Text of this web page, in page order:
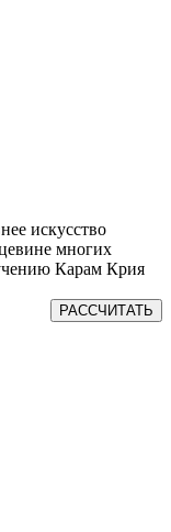
искусство
многих
Карам Крия
РАССЧИТАТЬ